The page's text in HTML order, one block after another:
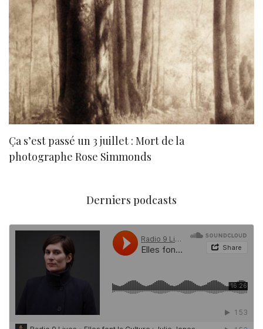
Ça s’est passé un 3 juillet : Mort de la
photographe Rose Simmonds
Derniers podcasts